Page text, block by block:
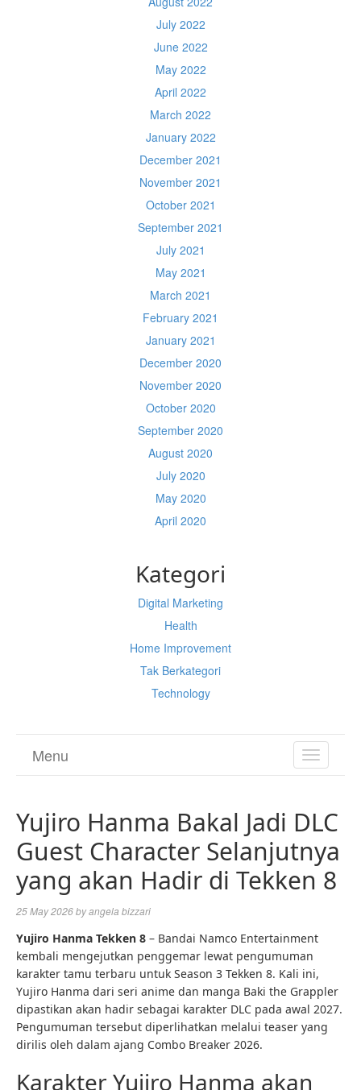
July 2022
June 2022
May 2022
April 2022
March 2022
January 2022
December 2021
November 2021
October 2021
September 2021
July 2021
May 2021
March 2021
February 2021
January 2021
December 2020
November 2020
October 2020
September 2020
August 2020
July 2020
May 2020
April 2020
Kategori
Digital Marketing
Health
Home Improvement
Tak Berkategori
Technology
TOGGLE
Menu
Yujiro Hanma Bakal Jadi DLC
Guest Character Selanjutnya
yang akan Hadir di Tekken 8
25 May 2026byangela bizzari
Yujiro Hanma Tekken 8 – Bandai Namco Entertainment
kembali mengejutkan penggemar lewat pengumuman
karakter tamu terbaru untuk Season 3 Tekken 8. Kali ini,
Yujiro Hanma dari seri anime dan manga Baki the Grappler
dipastikan akan hadir sebagai karakter DLC pada awal 2027.
Pengumuman tersebut diperlihatkan melalui teaser yang
dirilis oleh dalam ajang Combo Breaker 2026.
Karakter Yujiro Hanma akan